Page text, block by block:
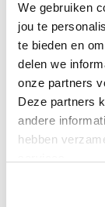
We gebruiken
jou te
te bieden en
delen we
onze partners
Deze partners
andere
hebben
Recreatief
Kom lekker
thema-avond voor
gezellig met de
Tarieven
activiteiten 12-